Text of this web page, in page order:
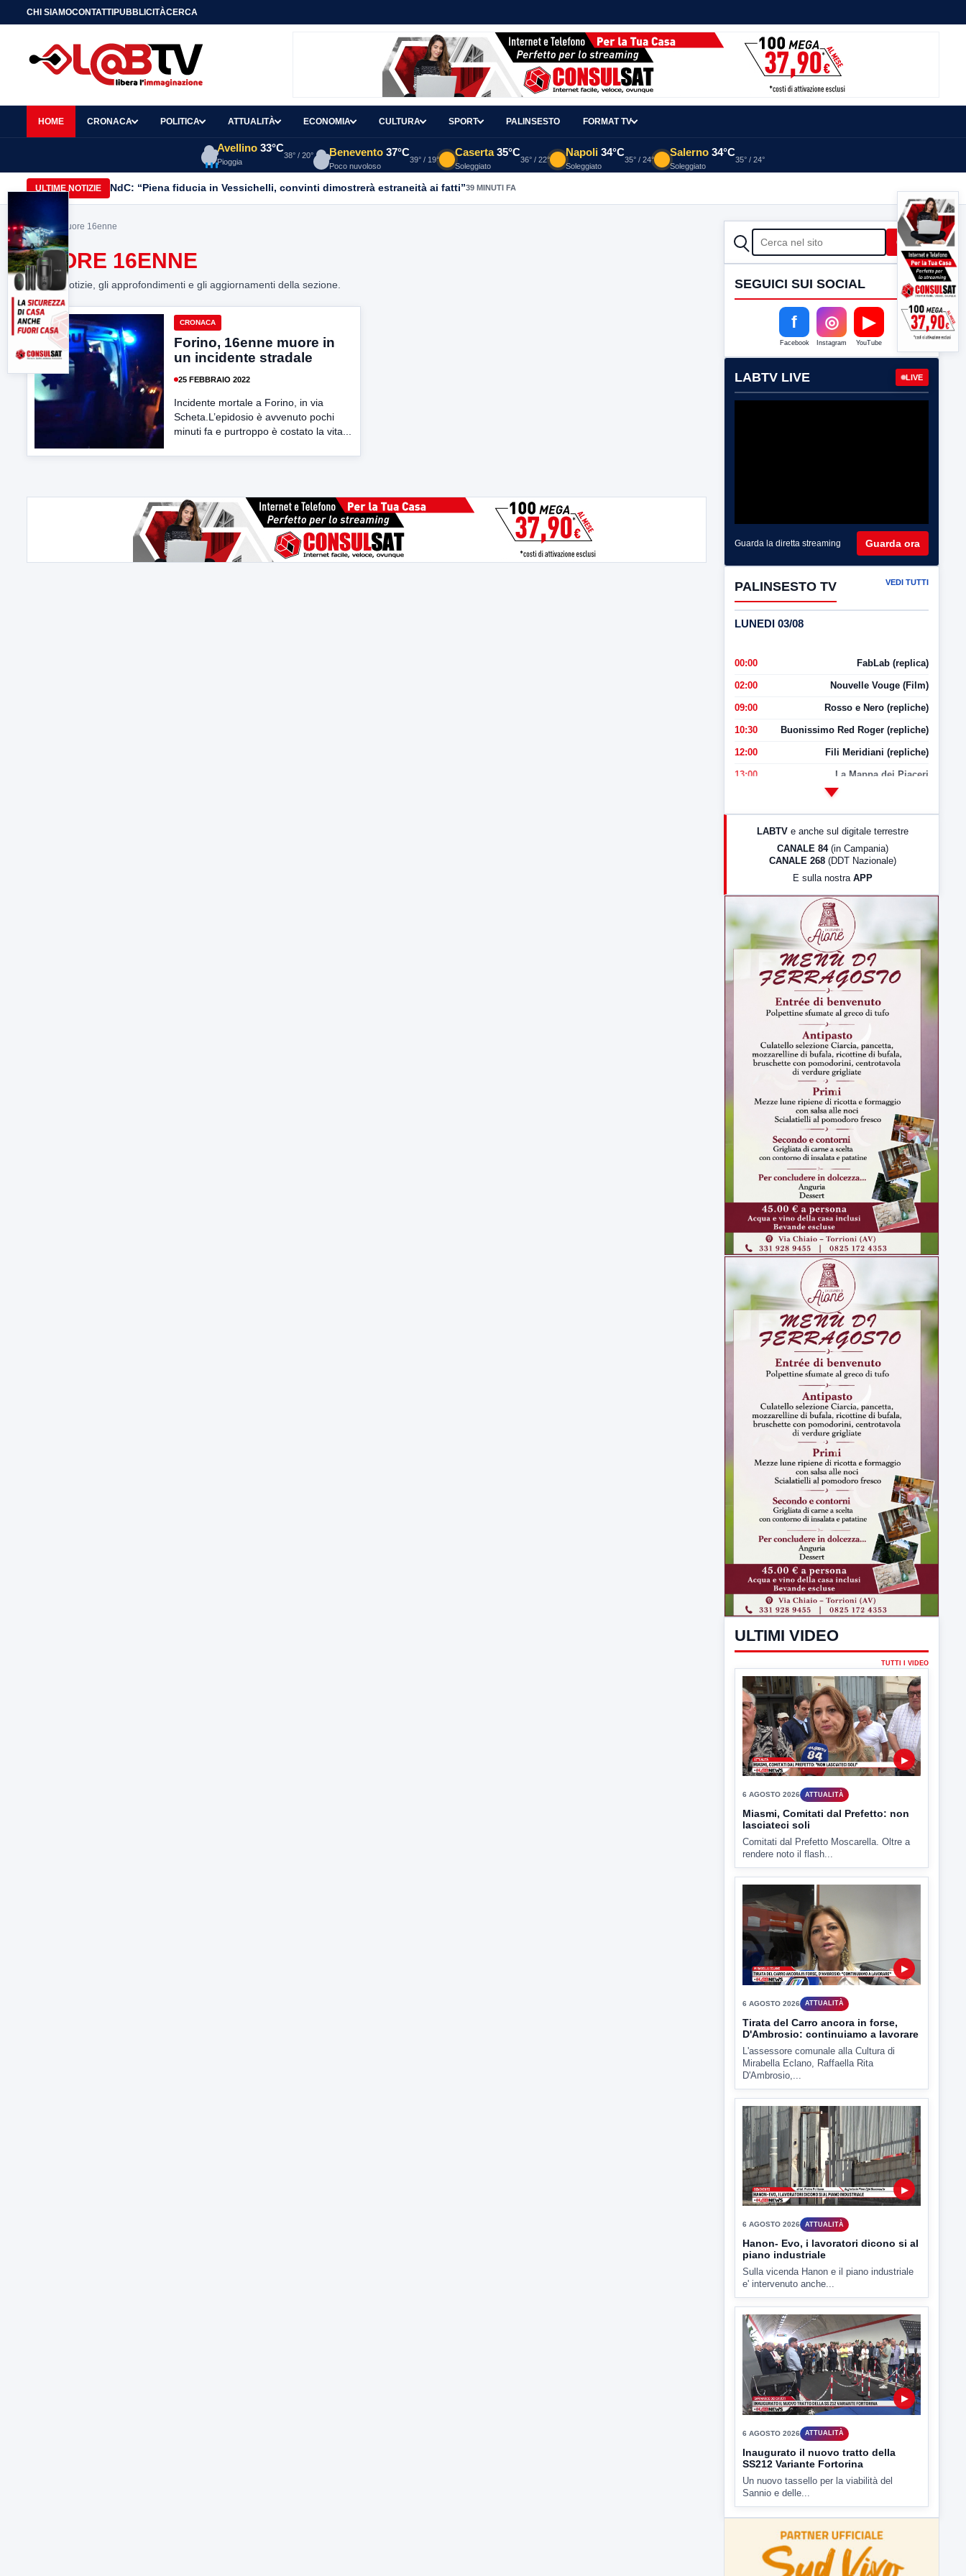
CHI SIAMOCONTATTIPUBBLICITÀCERCA
HOME CRONACA POLITICA ATTUALITÀ ECONOMIA CULTURA SPORT PALINSESTO FORMAT TV
Avellino 33°C
Pioggia
38° / 20° Benevento 37°C
Poco nuvoloso
39° / 19°
Caserta 35°C
Soleggiato
36° / 22°
Napoli 34°C
Soleggiato
35° / 24°
Salerno 34°C
Soleggiato
35° / 24°
ULTIME NOTIZIE NdC: “Piena fiducia in Vessichelli, convinti dimostrerà estraneità ai fatti”39 MINUTI FA
Home> muore 16enne
MUORE 16ENNE
Tutte le notizie, gli approfondimenti e gli aggiornamenti della sezione.
CRONACA
Forino, 16enne muore in
un incidente stradale
25 FEBBRAIO 2022
Incidente mortale a Forino, in via
Scheta.L’epidosio è avvenuto pochi
minuti fa e purtroppo è costato la vita...
CERCA Cerca
SEGUICI SUI SOCIAL
f
Facebook
◎
Instagram
▶
YouTube
LABTV LIVE LIVE
Guarda la diretta streaming Guarda ora
PALINSESTO TV VEDI TUTTI
LUNEDI 03/08
00:00 FabLab (replica)
02:00 Nouvelle Vouge (Film)
09:00 Rosso e Nero (repliche)
10:30 Buonissimo Red Roger (repliche)
12:00 Fili Meridiani (repliche)
13:00 La Mappa dei Piaceri
LabNews (Diretta)
LabNews (replica)
LABTV e anche sul digitale terrestre
CANALE 84 (in Campania)
CANALE 268 (DDT Nazionale)
E sulla nostra APP
ULTIMI VIDEO
TUTTI I VIDEO
6 AGOSTO 2026 ATTUALITÀ
Miasmi, Comitati dal Prefetto: non
lasciateci soli
Comitati dal Prefetto Moscarella. Oltre a
rendere noto il flash...
▶
6 AGOSTO 2026 ATTUALITÀ
Tirata del Carro ancora in forse,
D'Ambrosio: continuiamo a lavorare
L'assessore comunale alla Cultura di
Mirabella Eclano, Raffaella Rita
6 AGOSTO 2026 ATTUALITÀ
Hanon- Evo, i lavoratori dicono si al
piano industriale
Sulla vicenda Hanon e il piano industriale
▶
6 AGOSTO 2026 ATTUALITÀ
Inaugurato il nuovo tratto della
SS212 Variante Fortorina
Un nuovo tassello per la viabilità del
Sannio e delle...